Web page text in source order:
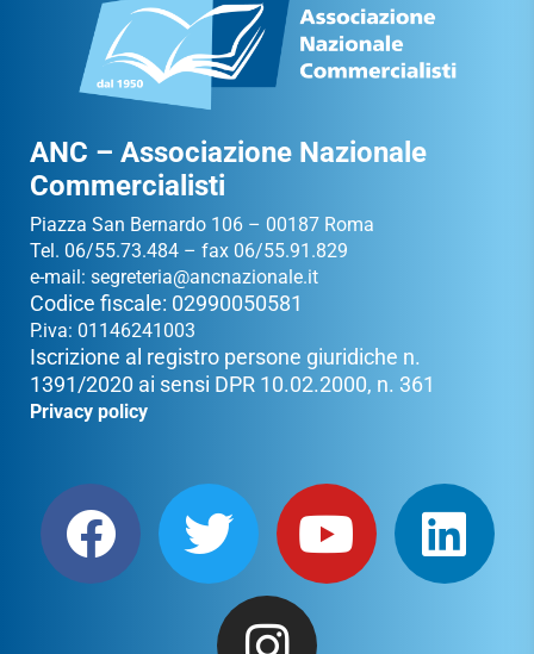
ANC – Associazione Nazionale
Commercialisti
Piazza San Bernardo 106 – 00187 Roma
Tel. 06/55.73.484 – fax 06/55.91.829
e-mail: segreteria@ancnazionale.it
Codice fiscale: 02990050581
P.iva: 01146241003
Iscrizione al registro persone giuridiche n.
1391/2020 ai sensi DPR 10.02.2000, n. 361
Privacy policy